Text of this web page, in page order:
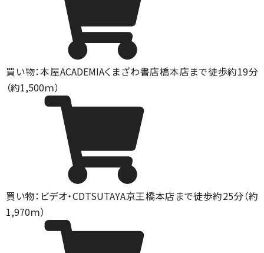
買い物：本屋ACADEMIAくまざわ書店橋本店まで徒歩約19分
（約1,500ｍ）
買い物：ビデオ・CDTSUTAYA京王橋本店まで徒歩約25分（約
1,970ｍ）